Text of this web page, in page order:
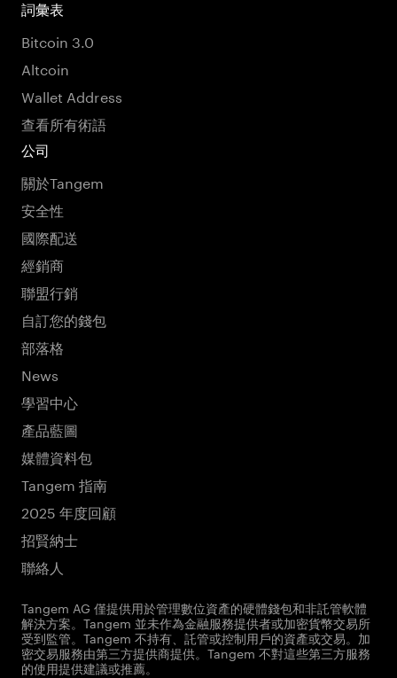
詞彙表
Bitcoin 3.0
Altcoin
Wallet Address
查看所有術語
公司
關於Tangem
安全性
國際配送
經銷商
聯盟行銷
自訂您的錢包
部落格
News
學習中心
產品藍圖
媒體資料包
Tangem 指南
2025 年度回顧
招賢納士
聯絡人
Tangem AG 僅提供用於管理數位資產的硬體錢包和非託管軟體
解決方案。Tangem 並未作為金融服務提供者或加密貨幣交易所
受到監管。Tangem 不持有、託管或控制用戶的資產或交易。加
密交易服務由第三方提供商提供。Tangem 不對這些第三方服務
的使用提供建議或推薦。